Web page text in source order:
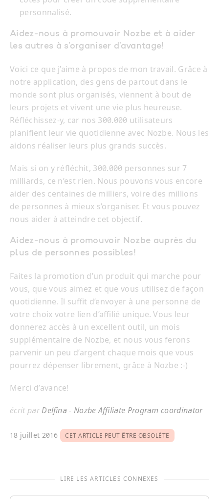
personnalisé.
Aidez-nous à promouvoir Nozbe et à aider
les autres à s’organiser d’avantage!
Voici ce que j’aime à propos de mon travail. Grâce à
notre application, des gens de partout dans le
monde sont plus organisés, viennent à bout de
leurs projets et vivent une vie plus heureuse.
Réfléchissez-y, car nos 300.000 utilisateurs
planifient leur vie quotidienne avec Nozbe. Nous les
aidons réaliser leurs plus grands succès.
Mais si on y réfléchit, 300.000 personnes sur 7
milliards, ce n’est rien. Nous pouvons vous encore
aider des centaines de milliers, voire des millions
de personnes à mieux s’organiser. Et vous pouvez
nous aider à atteindre cet objectif.
Aidez-nous à promouvoir Nozbe auprès du
plus de personnes possibles!
Faites la promotion d’un produit qui marche pour
vous, que vous aimez et que vous utilisez de façon
quotidienne. Il suffit d’envoyer à une personne de
votre choix votre lien d’affilié unique. Vous leur
donnerez accès à un excellent outil, un mois
supplémentaire de Nozbe, et nous vous ferons
parvenir un peu d’argent chaque mois que vous
pourrez dépenser librement, grâce à Nozbe :-)
Merci d’avance!
écrit parDelfina - Nozbe Affiliate Program coordinator
18 juillet 2016 CET ARTICLE PEUT ÊTRE OBSOLÈTE
LIRE LES ARTICLES CONNEXES